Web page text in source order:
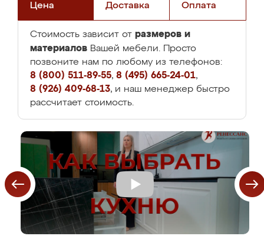
Цена Доставка Оплата
Стоимость зависит от размеров и
материалов Вашей мебели. Просто
позвоните нам по любому из телефонов:
8 (800) 511-89-55, 8 (495) 665-24-01,
8 (926) 409-68-13, и наш менеджер быстро
рассчитает стоимость.